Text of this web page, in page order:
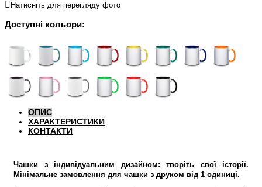
Натисніть для перегляду фото
Доступні кольори:
ОПИС
ХАРАКТЕРИСТИКИ
КОНТАКТИ
Чашки з індивідуальним дизайном: творіть свої історії.
Мінімальне замовлення для чашки з друком від 1 одиниці.